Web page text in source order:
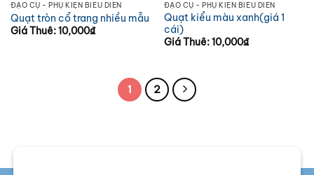
ĐẠO CỤ - PHỤ KIỆN BIỂU DIỄN
Quạt tròn cổ trang nhiều mẫu
Giá Thuê:10,000₫
ĐẠO CỤ - PHỤ KIỆN BIỂU DIỄN
Quạt kiểu màu xanh(giá 1
cái)
Giá Thuê:10,000₫
1 2